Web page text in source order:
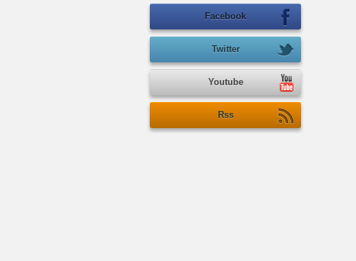
Facebook
Twitter
Youtube
Rss